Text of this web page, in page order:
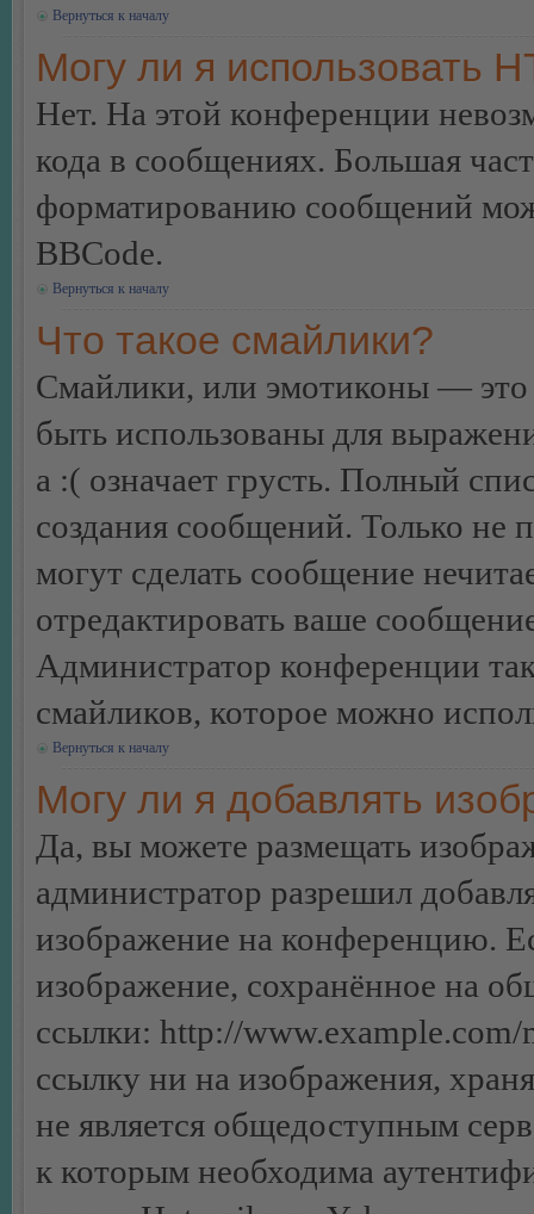
Вернуться к началу
Могу ли я использовать
Нет. На этой конференции
кода в сообщениях. Большая
форматированию сообщений
BBCode.
Вернуться к началу
Что такое смайлики?
Смайлики, или эмотиконы — это
быть использованы для
а :( означает грусть. Полный
создания сообщений. Только не
могут сделать сообщение
отредактировать ваше
Администратор конференции
смайликов, которое можно
Вернуться к началу
Могу ли я добавлять
Да, вы можете размещать
администратор разрешил
изображение на конференцию.
изображение, сохранённое на
ссылки: http://
ссылку ни на изображения,
не является общедоступным
к которым необходима